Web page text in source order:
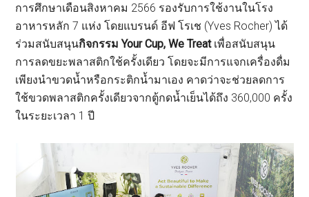
การศึกษาเดือนสิงหาคม 2566 รองรับการใช้งานในโรง
อาหารหลัก 7 แห่ง โดยแบรนด์ อีฟ โรเช (Yves Rocher) ได้
ร่วมสนับสนุนกิจกรรม Your Cup, We Treatเพื่อสนับสนุน
การลดขยะพลาสติกใช้ครั้งเดียว โดยจะมีการแจกเครื่องดื่ม
เพียงนำขวดน้ำหรือกระติกน้ำมาเอง คาดว่าจะช่วยลดการ
ใช้ขวดพลาสติกครั้งเดียวจากตู้กดน้ำเย็นได้ถึง 360,000 ครั้ง
ในระยะเวลา 1 ปี